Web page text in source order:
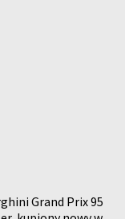
Grand Prix 95